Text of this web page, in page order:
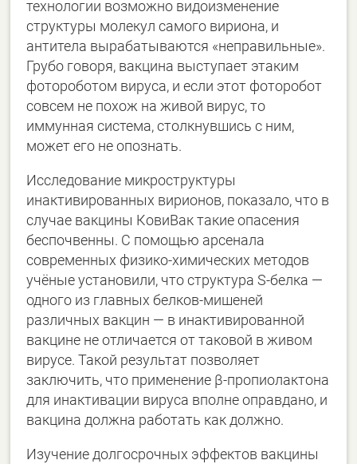
технологии возможно видоизменение
структуры молекул самого вириона, и
антитела вырабатываются «неправильные».
Грубо говоря, вакцина выступает этаким
фотороботом вируса, и если этот фоторобот
совсем не похож на живой вирус, то
иммунная система, столкнувшись с ним,
может его не опознать.
Исследование микроструктуры
инактивированных вирионов, показало, что в
случае вакцины КовиВак такие опасения
беспочвенны. С помощью арсенала
современных физико-химических методов
учёные установили, что структура S-белка —
одного из главных белков-мишеней
различных вакцин — в инактивированной
вакцине не отличается от таковой в живом
вирусе. Такой результат позволяет
заключить, что применение β-пропиолактона
для инактивации вируса вполне оправдано, и
вакцина должна работать как должно.
Изучение долгосрочных эффектов вакцины